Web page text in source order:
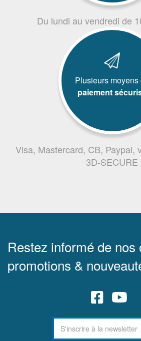
Du lundi au vendredi de
Plusieurs moyens
paiement
Visa, Mastercard, CB, Paypal,
3D-SECURE
Restez informé de nos
promotions &